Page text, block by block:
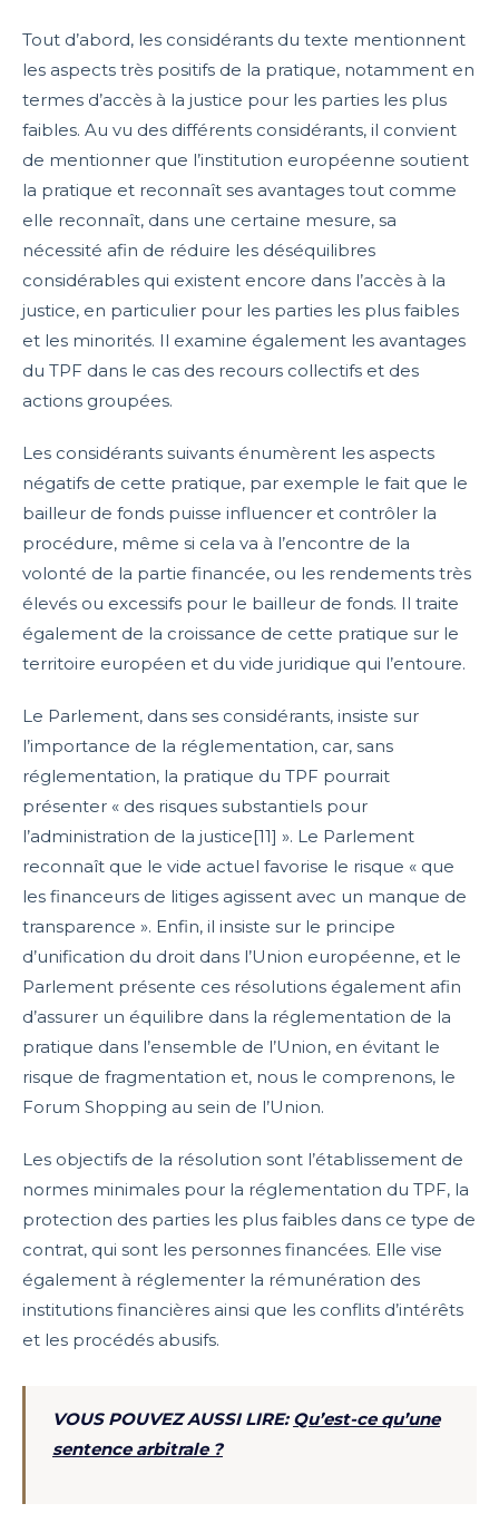
Tout d’abord, les considérants du texte mentionnent
les aspects très positifs de la pratique, notamment en
termes d’accès à la justice pour les parties les plus
faibles. Au vu des différents considérants, il convient
de mentionner que l’institution européenne soutient
la pratique et reconnaît ses avantages tout comme
elle reconnaît, dans une certaine mesure, sa
nécessité afin de réduire les déséquilibres
considérables qui existent encore dans l’accès à la
justice, en particulier pour les parties les plus faibles
et les minorités. Il examine également les avantages
du TPF dans le cas des recours collectifs et des
actions groupées.
Les considérants suivants énumèrent les aspects
négatifs de cette pratique, par exemple le fait que le
bailleur de fonds puisse influencer et contrôler la
procédure, même si cela va à l’encontre de la
volonté de la partie financée, ou les rendements très
élevés ou excessifs pour le bailleur de fonds. Il traite
également de la croissance de cette pratique sur le
territoire européen et du vide juridique qui l’entoure.
Le Parlement, dans ses considérants, insiste sur
l’importance de la réglementation, car, sans
réglementation, la pratique du TPF pourrait
présenter « des risques substantiels pour
l’administration de la justice[11] ». Le Parlement
reconnaît que le vide actuel favorise le risque « que
les financeurs de litiges agissent avec un manque de
transparence ». Enfin, il insiste sur le principe
d’unification du droit dans l’Union européenne, et le
Parlement présente ces résolutions également afin
d’assurer un équilibre dans la réglementation de la
pratique dans l’ensemble de l’Union, en évitant le
risque de fragmentation et, nous le comprenons, le
Forum Shopping au sein de l’Union.
Les objectifs de la résolution sont l’établissement de
normes minimales pour la réglementation du TPF, la
protection des parties les plus faibles dans ce type de
contrat, qui sont les personnes financées. Elle vise
également à réglementer la rémunération des
institutions financières ainsi que les conflits d’intérêts
et les procédés abusifs.
VOUS POUVEZ AUSSI LIRE: Qu’est-ce qu’une
sentence arbitrale ?